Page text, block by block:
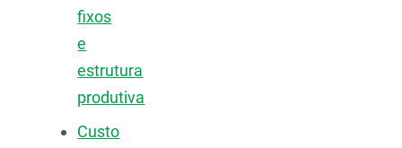
fixos
e
estrutura
produtiva
Custo